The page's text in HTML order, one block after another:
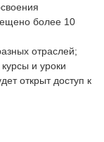
более 10
отраслей;
и уроки
открыт доступ к